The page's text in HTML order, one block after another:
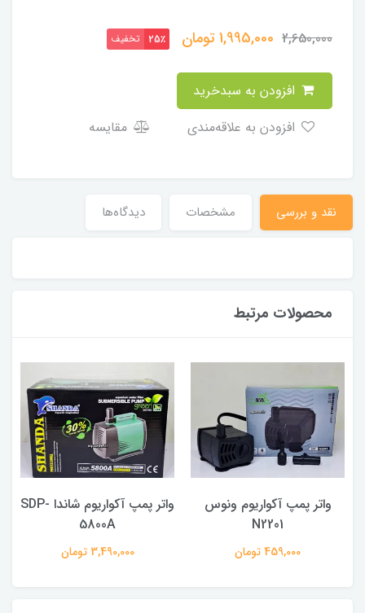
2,650,000
1,995,000تومان 25٪ تخفیف
مقایسه
نقد و بررسی مشخصات دیدگاه‌ها
محصولات مرتبط
واتر پمپ آکواریوم ونوس
N2201
459,000 تومان
واتر پمپ آکواریوم شاندا SDP-
5800A
3,490,000 تومان